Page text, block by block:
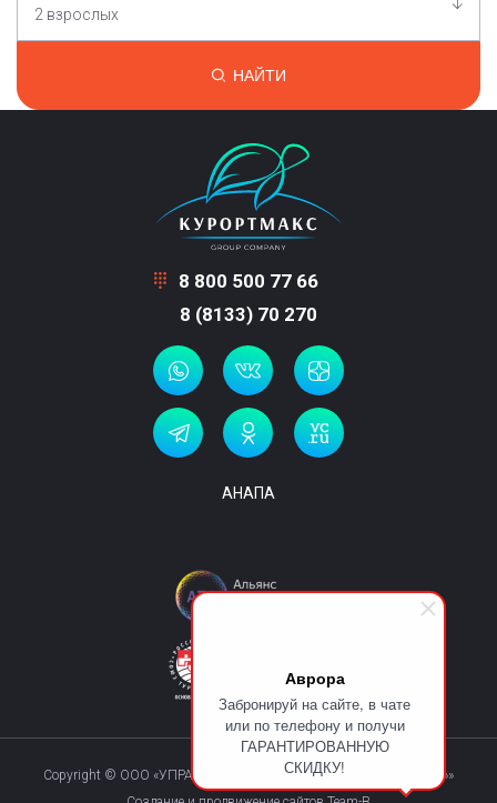
Аврора
Забронируй на сайте, в чате
или по телефону и получи
ГАРАНТИРОВАННУЮ
СКИДКУ!
2 взрослых
НАЙТИ
8 800 500 77 66
8 (8133) 70 270
АНАПА
Copyright © ООО «УПРАВЛЯЮЩАЯ КОМПАНИЯ «КУРОРТМАКС»»